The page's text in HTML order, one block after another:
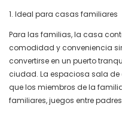
1. Ideal para casas familiares
Para las familias, la casa
comodidad y conveniencia
convertirse en un puerto
ciudad. La espaciosa sala
que los miembros de la
familiares, juegos entre